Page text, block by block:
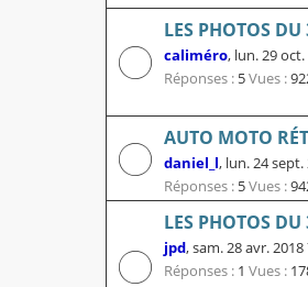
LES PHOTOS
caliméro, lun. 29
Réponses : 5Vues :
AUTO MOTO
daniel_l, lun. 24 sept.
Réponses : 5Vues :
LES PHOTOS
jpd,sam. 28 avr. 2018
Réponses : 1 Vues :